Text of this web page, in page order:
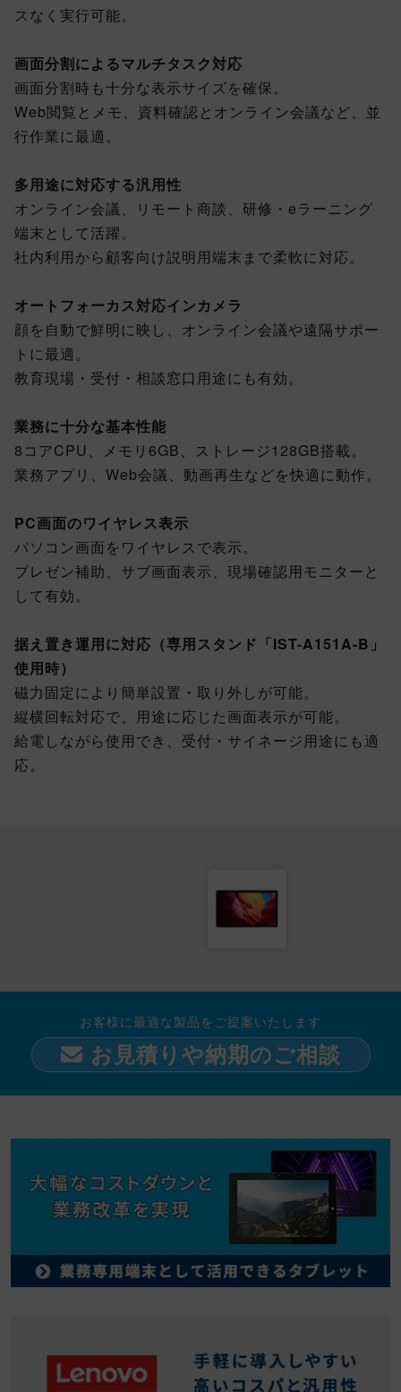
スなく実行可能。
画面分割によるマルチタスク対応
画面分割時も十分な表示サイズを確保。
Web閲覧とメモ、資料確認とオンライン会議など、並
行作業に最適。
多用途に対応する汎用性
オンライン会議、リモート商談、研修・eラーニング
端末として活躍。
社内利用から顧客向け説明用端末まで柔軟に対応。
オートフォーカス対応インカメラ
顔を自動で鮮明に映し、オンライン会議や遠隔サポー
トに最適。
教育現場・受付・相談窓口用途にも有効。
業務に十分な基本性能
8コアCPU、メモリ6GB、ストレージ128GB搭載。
業務アプリ、Web会議、動画再生などを快適に動作。
PC画面のワイヤレス表示
パソコン画面をワイヤレスで表示。
プレゼン補助、サブ画面表示、現場確認用モニターと
して有効。
据え置き運用に対応（専用スタンド「IST-A151A-B」
使用時）
磁力固定により簡単設置・取り外しが可能。
縦横回転対応で、用途に応じた画面表示が可能。
給電しながら使用でき、受付・サイネージ用途にも適
応。
お客様に最適な製品をご提案いたします
お見積りや納期のご相談